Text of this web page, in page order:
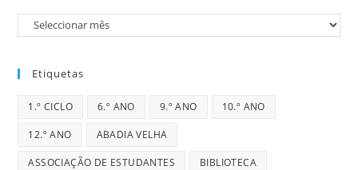
Arquivos
Etiquetas
1.º CICLO 6.º ANO 9.º ANO 10.º ANO
12.º ANO ABADIA VELHA
ASSOCIAÇÃO DE ESTUDANTES BIBLIOTECA